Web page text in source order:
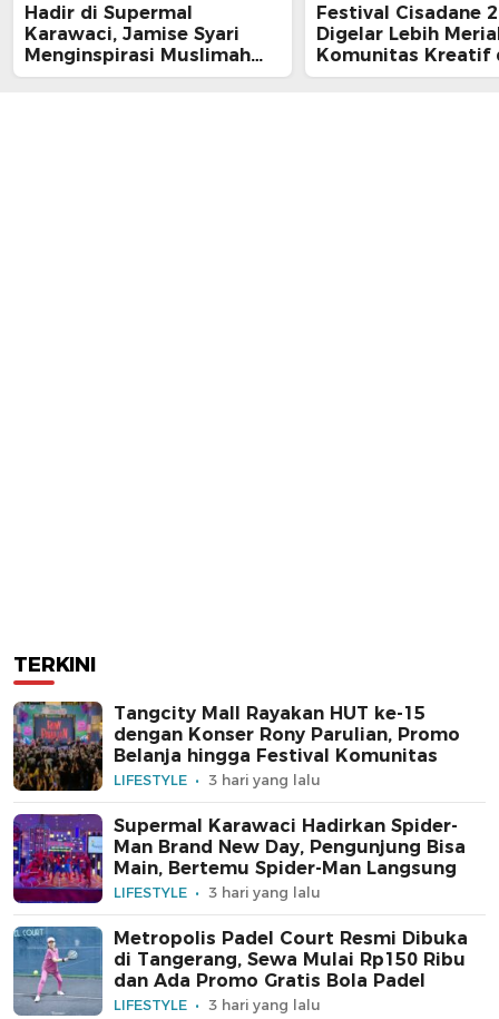
Hadir di Supermal
Karawaci, Jamise Syari
Menginspirasi Muslimah
Gen Z
Festival Cisadane
Digelar Lebih
Komunitas Kreatif
Ratusan UMKM
TERKINI
Tangcity Mall Rayakan HUT ke-15
dengan Konser Rony Parulian, Promo
Belanja hingga Festival Komunitas
LIFESTYLE 3 hari yang lalu
Supermal Karawaci Hadirkan Spider-
Man Brand New Day, Pengunjung Bisa
Main, Bertemu Spider-Man Langsung
LIFESTYLE 3 hari yang lalu
Metropolis Padel Court Resmi Dibuka
di Tangerang, Sewa Mulai Rp150 Ribu
dan Ada Promo Gratis Bola Padel
LIFESTYLE 3 hari yang lalu